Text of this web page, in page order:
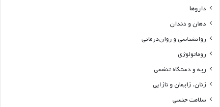
داروها
دهان و دندان
روانشناسی و روان‌درمانی
روماتولوژی
ریه و دستگاه تنفسی
زنان، زایمان و نازایی
سلامت جنسی